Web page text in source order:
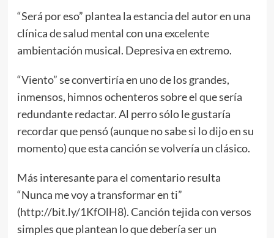
“Será por eso” plantea la estancia del autor en una
clínica de salud mental con una excelente
ambientación musical. Depresiva en extremo.
“Viento” se convertiría en uno de los grandes,
inmensos, himnos ochenteros sobre el que sería
redundante redactar. Al perro sólo le gustaría
recordar que pensó (aunque no sabe si lo dijo en su
momento) que esta canción se volvería un clásico.
Más interesante para el comentario resulta
“Nunca me voy a transformar en ti”
(http://bit.ly/1KfOlH8). Canción tejida con versos
simples que plantean lo que debería ser un